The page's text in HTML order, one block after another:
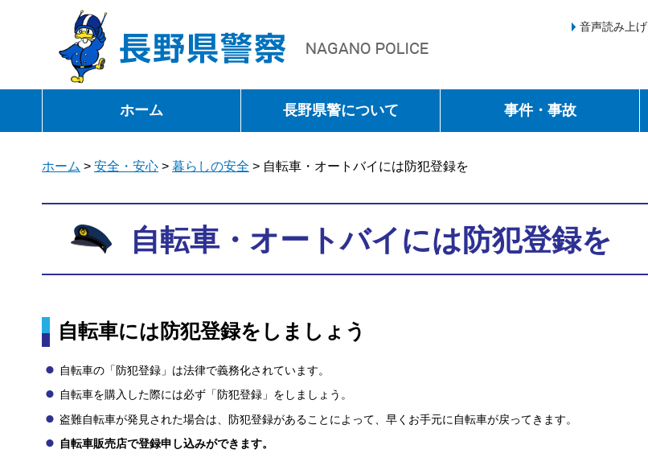
長野県警察
音声読み上げ
ホーム 長野県警について 事件・事故
ホーム > 安全・安心 > 暮らしの安全 > 自転車・オートバイには防犯登録を
自転車・オートバイには防犯登録を
自転車には防犯登録をしましょう
自転車の「防犯登録」は法律で義務化されています。
自転車を購入した際には必ず「防犯登録」をしましょう。
盗難自転車が発見された場合は、防犯登録があることによって、早くお手元に自転車が戻ってきます。
自転車販売店で登録申し込みができます。